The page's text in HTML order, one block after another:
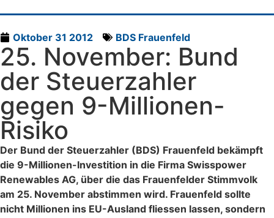
Oktober 31 2012 BDS Frauenfeld
25. November: Bund
der Steuerzahler
gegen 9-Millionen-
Risiko
Der Bund der Steuerzahler (BDS) Frauenfeld bekämpft
die 9-Millionen-Investition in die Firma Swisspower
Renewables AG, über die das Frauenfelder Stimmvolk
am 25. November abstimmen wird. Frauenfeld sollte
nicht Millionen ins EU-Ausland fliessen lassen, sondern